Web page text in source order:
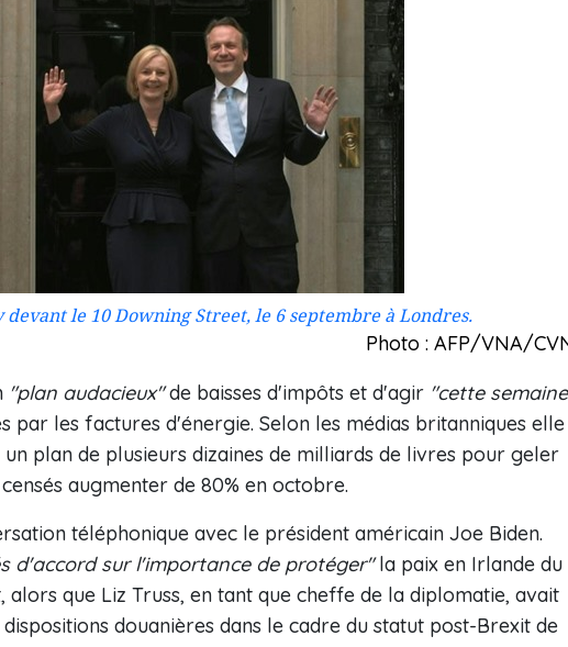
le 10 Downing Street, le 6 septembre à Londres.
Photo : AFP/VNA/
"plan audacieux"de baisses d'impôts et d'agir "cette
par les factures d'énergie. Selon les médias britanniques elle
plan de plusieurs dizaines de milliards de livres pour geler
augmenter de 80% en octobre.
téléphonique avec le président américain Joe Biden.
d'accord sur l'importance de protéger"la paix en Irlande du
que Liz Truss, en tant que cheffe de la diplomatie, avait
douanières dans le cadre du statut post-Brexit de